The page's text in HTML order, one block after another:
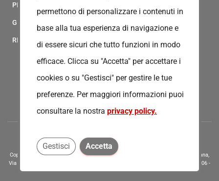
PRIVACY
GESTIONALE GAIA
RED CLOUD
Copyright © 2020 - Tutti i diritti riservati - Associazione della Croce Rossa Italiana,
Via Bernardino Ramazzini 31 - 00151 - Roma, Tel.: 065510 - P.I. e C.F. 13669721006 -
Codice Univoco Fatturazione Elettronica - KRRH6B9
permettono di personalizzare i contenuti in
base alla tua esperienza di navigazione e
di essere sicuri che tutto funzioni in modo
efficace. Clicca su "Accetta" per accettare i
cookies o su "Gestisci" per gestire le tue
preferenze. Per maggiori informazioni puoi
consultare la nostra privacy policy.
Accetta
Gestisci